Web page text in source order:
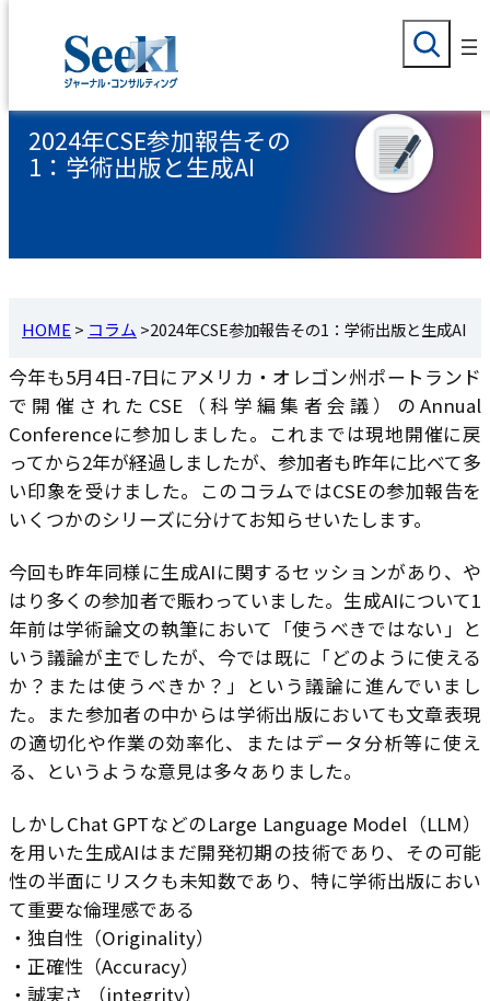
を
検
索
2024年CSE参加報告その
1：学術出版と生成AI
HOME > コラム >2024年CSE参加報告その1：学術出版と生成AI
今年も5月4日-7日にアメリカ・オレゴン州ポートランド
で開催されたCSE（科学編集者会議）のAnnual
Conferenceに参加しました。これまでは現地開催に戻
ってから2年が経過しましたが、参加者も昨年に比べて多
い印象を受けました。このコラムではCSEの参加報告を
いくつかのシリーズに分けてお知らせいたします。
今回も昨年同様に生成AIに関するセッションがあり、や
はり多くの参加者で賑わっていました。生成AIについて1
年前は学術論文の執筆において「使うべきではない」と
いう議論が主でしたが、今では既に「どのように使える
か？または使うべきか？」という議論に進んでいまし
た。また参加者の中からは学術出版においても文章表現
の適切化や作業の効率化、またはデータ分析等に使え
る、というような意見は多々ありました。
しかしChat GPTなどのLarge Language Model（LLM）
を用いた生成AIはまだ開発初期の技術であり、その可能
性の半面にリスクも未知数であり、特に学術出版におい
て重要な倫理感である
・独自性（Originality）
・正確性（Accuracy）
・誠実さ （integrity）